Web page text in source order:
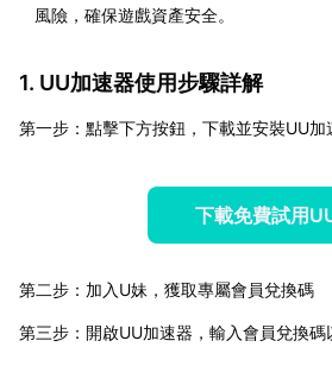
風險，確保遊戲資產安全。
1. UU加速器使用步驟詳解
第一步：點擊下方按鈕，下載並安裝UU加
下載免費試用
第二步：加入U妹，獲取專屬會員兌換碼
第三步：開啟UU加速器，輸入會員兌換碼